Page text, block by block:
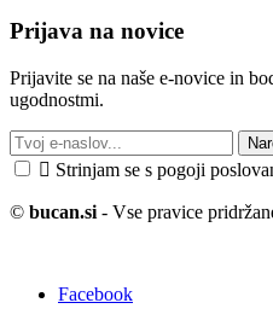
Prijava na novice
Prijavite se na naše e-novice in
ugodnostmi.
 Strinjam se s pogoji
© bucan.si - Vse pravice
Facebook